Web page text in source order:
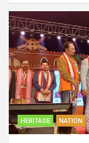
HERITAGE NATION